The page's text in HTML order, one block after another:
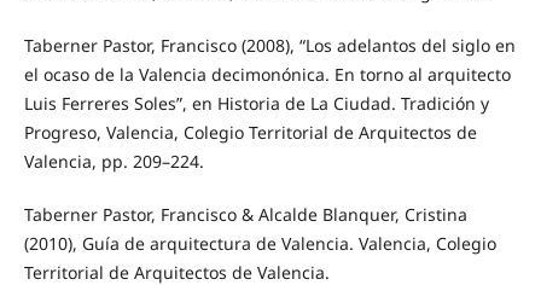
Taberner Pastor, Francisco (2008), “Los adelantos del siglo en
el ocaso de la Valencia decimonónica. En torno al arquitecto
Luis Ferreres Soles”, en Historia de La Ciudad. Tradición y
Progreso, Valencia, Colegio Territorial de Arquitectos de
Valencia, pp. 209–224.
Taberner Pastor, Francisco & Alcalde Blanquer, Cristina
(2010), Guía de arquitectura de Valencia. Valencia, Colegio
Territorial de Arquitectos de Valencia.